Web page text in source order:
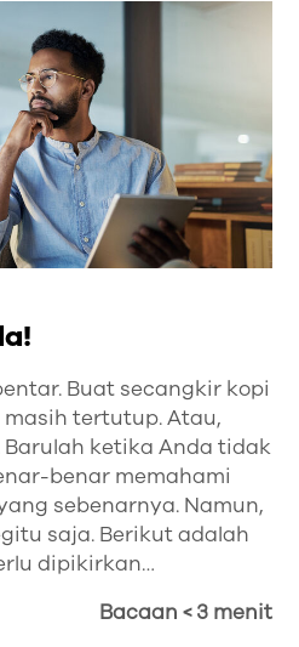
Buat secangkir kopi
tertutup. Atau,
ketika Anda tidak
benar memahami
sebenarnya. Namun,
saja. Berikut adalah
dipikirkan…
Bacaan < 3 menit